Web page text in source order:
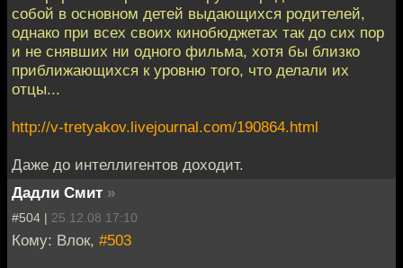
собой в основном детей выдающихся родителей,
однако при всех своих кинобюджетах так до сих пор
и не снявших ни одного фильма, хотя бы близко
приближающихся к уровню того, что делали их
отцы...
http://v-tretyakov.livejournal.com/190864.html
Даже до интеллигентов доходит.
Дадли Смит »
#504 | 25.12.08 17:10
Кому: Влок, #503